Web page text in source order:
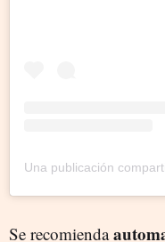
Se recomienda